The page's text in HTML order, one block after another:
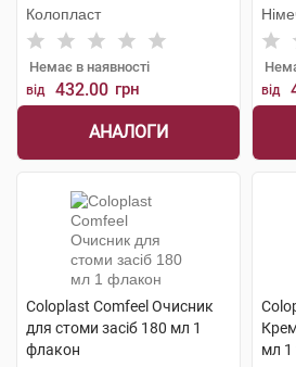
Колопласт
Немає в наявності
від 432.00 грн
АНАЛОГИ
від
Coloplast Comfeel Очисник
для стоми засіб 180 мл 1
флакон
мл 1